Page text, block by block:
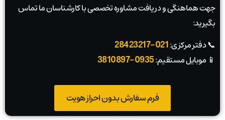
جهت هماهنگی و دریافت مشاوره تخصصی با کارشناسان ما تماس
بگیرید:
📞 دفتر مرکزی:021-28423217
📱 موبایل مستقیم:0935-3810897
فرم سفارش بدون احراز هویت